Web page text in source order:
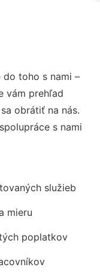
do toho s nami –
vám prehľad
obrátiť na nás.
s nami
služieb
mieru
poplatkov